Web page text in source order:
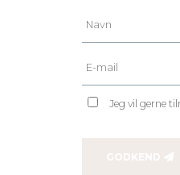
Jeg vil gerne